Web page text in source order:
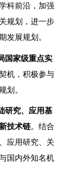
科前沿，加强
规划，进一步
发展规划。
国家级重点实
机，积极参与
划。
研究、应用基
技术链。结合
应用研究、关
国内外知名机